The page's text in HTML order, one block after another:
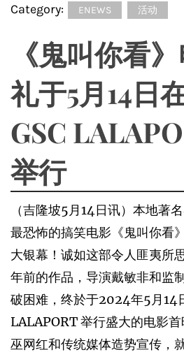
Category: ENEWS 活动
《鬼叫你看
礼于5月14日
GSC
举行
（吉隆坡5月14日讯）本地著
最恐怖的搞笑电影《鬼叫你看
大银幕！诚如这部令人匪夷所
年前的作品，导演戴敏非和监
破困难，终於于2024年5月14
LALAPORT 举行盛大的电影
巫网红和传统媒体造势宣传，